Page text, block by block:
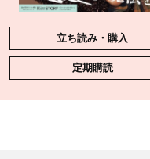
立ち読み・購入
定期購読